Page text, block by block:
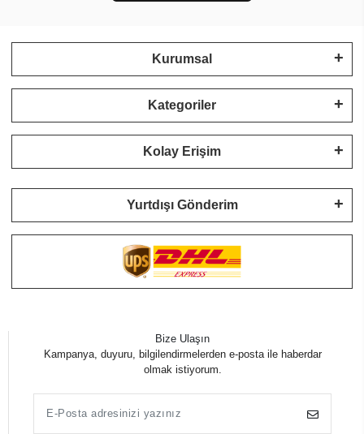
Kurumsal
Kategoriler
Kolay Erişim
Yurtdışı Gönderim
Bize Ulaşın
Kampanya, duyuru, bilgilendirmelerden e-posta ile haberdar
olmak istiyorum.